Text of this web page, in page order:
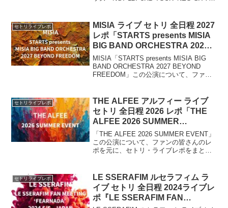
セトリライブレポ
MISIA ライブ セトリ 全日程 2027
レポ「STARTS presents MISIA
BIG BAND ORCHESTRA 2027
BEYOND FREEDOM」
MISIA「STARTS presents MISIA BIG
BAND ORCHESTRA 2027 BEYOND
FREEDOM」この公演について、ファン
かけて開催。福岡・神奈川・兵庫・岩
手・愛知・大阪・香川・東京・沖縄・広
島・北海道の全国11都市で開催。
セトリライブレポ
THE ALFEE アルフィー ライブ
セトリ 全日程 2026 レポ「THE
ALFEE 2026 SUMMER
EVENT」
「THE ALFEE 2026 SUMMER EVENT」
この公演について、ファンの皆さんのレ
ポを元に、セトリ・ライブレポをまとめ
で、2026年8月15日（土）・16日（日）
の2日間にわたり実施予定です。
セトリライブレポ
LE SSERAFIM ルセラフィム ラ
イブ セトリ 全日程 2024ライブレ
ポ『LE SSERAFIM FAN